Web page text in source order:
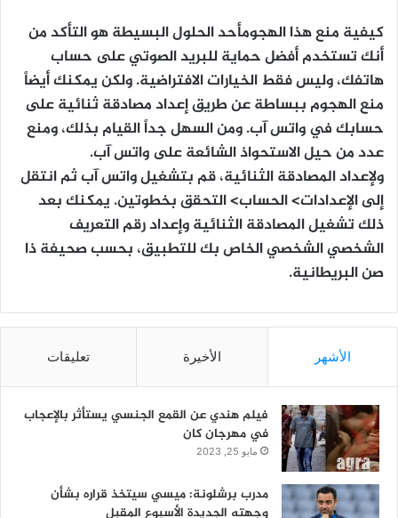
كيفية منع هذا الهجومأحد الحلول البسيطة هو التأكد من
أنك تستخدم أفضل حماية للبريد الصوتي على حساب
هاتفك، وليس فقط الخيارات الافتراضية. ولكن يمكنك أيضاً
منع الهجوم ببساطة عن طريق إعداد مصادقة ثنائية على
حسابك في واتس آب. ومن السهل جداً القيام بذلك، ومنع
عدد من حيل الاستحواذ الشائعة على واتس آب.
ولإعداد المصادقة الثنائية، قم بتشغيل واتس آب ثم انتقل
إلى الإعدادات> الحساب> التحقق بخطوتين. يمكنك بعد
ذلك تشغيل المصادقة الثنائية وإعداد رقم التعريف
الشخصي الشخصي الخاص بك للتطبيق، بحسب صحيفة ذا
صن البريطانية.
الأشهر الأخيرة تعليقات
فيلم هندي عن القمع الجنسي يستأثر بالإعجاب
في مهرجان كان
مايو 25, 2023
مدرب برشلونة: ميسي سيتخذ قراره بشأن
وجهته الجديدة الأسبوع المقبل